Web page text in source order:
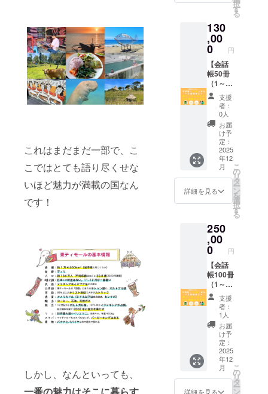
これはまだまだ一部で、こ
こではとても語り尽くせな
いほど魅力が満載の国なん
です！
しかし、なんといっても、
一番の魅力はそこに暮らす
owner/
保存方
射日光
を避
け、常
温で保
存して
くださ
い。 製
造
者：
磯田尚
義 兵庫
県神戸
市東灘
区魚崎
南町３
－２２
－１４
製造者
ホーム
ペー
https://
www.pa
lermo.j
p/about/
owner/
完成報
開催は
2025年
12月
頃、
ZOOM
での開
催を予
定して
いま
す。日
程など
詳細は
メール
でお知
らせい
たしま
す。 ※
オンラ
インツ
アーの
2026年
3～5月
頃を予
定して
いま
す。日
程など
詳細は
メール
でお知
らせい
たしま
す。 ※
必ず、
【備考
欄】
に、
【会話
【備考
に、
【会話
帳に掲
載する
お名前
（15文
字以
内）】
をご記
入くだ
さい。
※掲載す
るお名
前は1文
字あた
り3mm
四方を
想定し
ていま
すが、
数で変
動する
ことを
ご了承
くださ
い。
いま
日本語
の話せ
る方も
います
が、当
日は通
訳でき
る方が
同席し
ますの
で、使
用言語
に関わ
らずご
参加い
ただけ
ます。
※必ず、
【備考
欄】
【会話
帳に掲
載する
お名前
（15文
字以
内）】
をご記
入くだ
さい。
※掲載す
るお名
前は1文
字あた
り3mm
四方を
想定し
ていま
方：中
売者：
特定非
営利活
動法人
パル
シック
生産
者：
COCA
MAU組
合 ※画
像にあ
る会話
帳はサ
ンプル
です。
完成品
インが
変更と
能性が
ありま
す。 ※
完成報
告会の
開催は
2025年
12月
頃、
ZOOM
の使用
を予定
してい
ます。
日程な
ど詳細
はメー
入いた
だいた
住所に
お送り
しま
す。
例1）備
考欄に
「1」と
記入→1
冊を寄
贈し
て、残
り2冊を
お送り
しま
例2）備
考欄に
「2」と
冊を寄
贈し
て、残
り1冊を
お送り
しま
す。 ※
画像に
ある会
話帳は
サンプ
ルで
す。完
成品は
デザイ
ンが変
るお名
前は1文
字あた
り3mm
四方を
想定し
ていま
すが、
支援人
数で変
動する
ことを
ご了承
くださ
い。 ※5
冊から
を除い
た冊数
だいた
住所に
お送り
しま
す。
例1）備
考欄に
「1」と
記入→1
冊を寄
贈し
て、残
り4冊を
お送り
しま
す。
例2）備
者から
感謝の
気持ち
をつ
づった
オリジ
ナルポ
スト
カード
※必ず、
【備考
欄】
に、
【寄贈
する冊
数（1～
9冊）】
と、
お名前
（15文
字以
内）】
をご記
入くだ
さい。
※掲載す
るお名
前は1文
字あた
り3mm
四方を
想定し
ていま
すが、
支援人
数で変
ティ
モー
ル』20
冊（1～
19冊寄
贈） ・
完成報
告会
（オン
ライ
ン） ・
会話帳
を受け
取った
東ティ
モール
の方か
ら感謝
感謝の
気持ち
をつ
づった
オリジ
ナルポ
スト
カード
※必ず、
【備考
欄】
に、
【寄贈
する冊
数（1～
冊）】
と、
贈と、
告会に
ご招待
しま
す。 ・
お礼メ
ニュー
（感謝
のメー
ル、制
作活動
報告
メー
ル、会
話帳に
お名前
掲載）
・『旅
の指さ
し会話
帳 東
モー
ル』30
冊（1～
29冊寄
贈） ・
完成報
告会
（オン
ライ
ン） ・
会話帳
を受け
取った
東ティ
モール
の方か
ら感謝
のお手
択
す
る
130
,00
0 円
【会話
帳50冊
（1～49
冊寄
贈）＋
お礼＋
報告
会】 お
礼のメ
ニュー
に加え
て、会
話帳50
冊の提
供＆寄
贈と、
告会に
ご招待
しま
す。 ・
お礼メ
ニュー
（感謝
のメー
ル、制
作活動
報告
メー
ル、会
話帳に
お名前
掲載）
・『旅
の指さ
支援
者：
0人
お届
け予
定：
2025
年12
月
詳細を見る
こ
の
リ
タ
ー
ン
を
選
択
す
る
250
,00
0 円
【会話
帳100冊
（1～99
冊寄
贈）＋
お礼＋
報告
会】 お
礼のメ
ニュー
に加え
て、会
話帳100
冊の提
支援
者：
1人
お届
け予
定：
2025
年12
月
詳細を見る
こ
の
リ
タ
ー
ン